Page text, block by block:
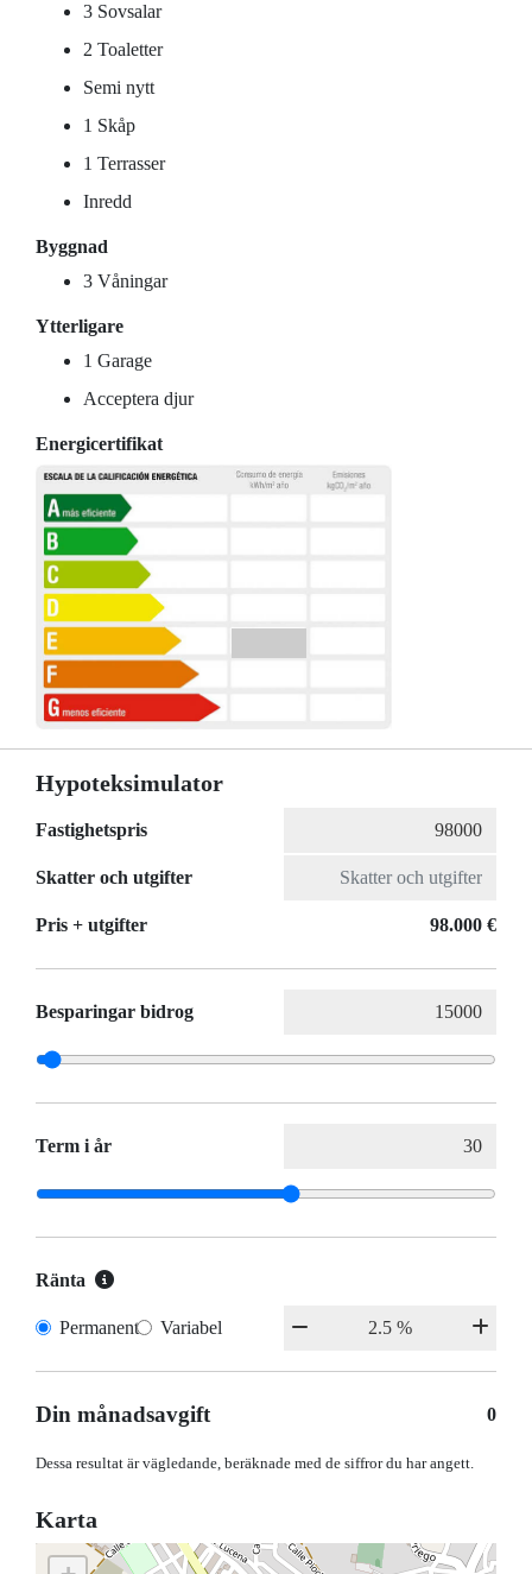
3 Sovsalar
2 Toaletter
Semi nytt
1 Skåp
1 Terrasser
Inredd
Byggnad
3 Våningar
Ytterligare
1 Garage
Acceptera djur
Energicertifikat
Hypoteksimulator
Fastighetspris
Skatter och utgifter
Pris + utgifter 98.000 €
Besparingar bidrog
Term i år
Ränta
Permanent Variabel
Din månadsavgift 0
Dessa resultat är vägledande, beräknade med de siffror du har angett.
Karta